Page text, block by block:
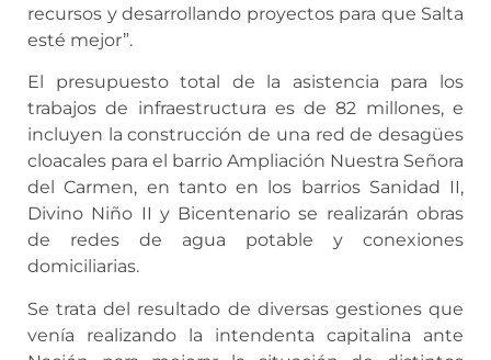
recursos y desarrollando proyectos para que Salta
esté mejor”.
El presupuesto total de la asistencia para los
trabajos de infraestructura es de 82 millones, e
incluyen la construcción de una red de desagües
cloacales para el barrio Ampliación Nuestra Señora
del Carmen, en tanto en los barrios Sanidad II,
Divino Niño II y Bicentenario se realizarán obras
de redes de agua potable y conexiones
domiciliarias.
Se trata del resultado de diversas gestiones que
venía realizando la intendenta capitalina ante